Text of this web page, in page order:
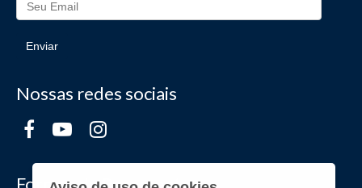
Enviar
Nossas redes sociais
Formas de Pagamento